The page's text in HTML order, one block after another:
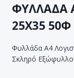
ΦΥΛΛΑΔΑ
25X35 50Φ
Φυλλάδα Α4
Σκληρό